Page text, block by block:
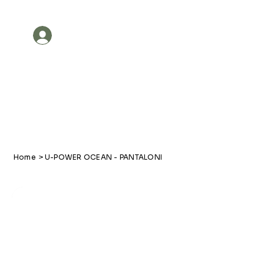
Home > U-POWER OCEAN - PANTALONI